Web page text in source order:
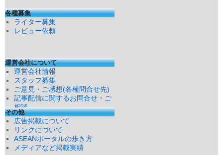
各種募集
ライター募集
レビュー依頼
運営会社について
運営会社情報
スタッフ募集
ご意見・ご感想(各種問合せ先)
記事配信に関するお問合せ・ご
相談
その他
広告掲載について
リンクについて
ASEANポータルの歩き方
メディアなど掲載実績